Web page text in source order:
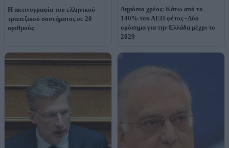
Η ακτινογραφία του ελληνικού
τραπεζικού συστήματος σε 20
αριθμούς
Δημόσιο χρέος: Κάτω από το
140% του ΑΕΠ φέτος - Δύο
ορόσημα για την Ελλάδα μέχρι το
2029